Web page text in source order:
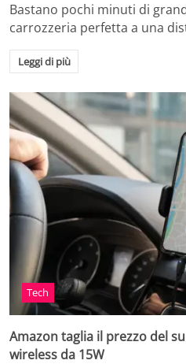
Bastano pochi minuti di
carrozzeria perfetta a una
Leggi di più
Tech
Amazon taglia il prezzo del
wireless da 15W